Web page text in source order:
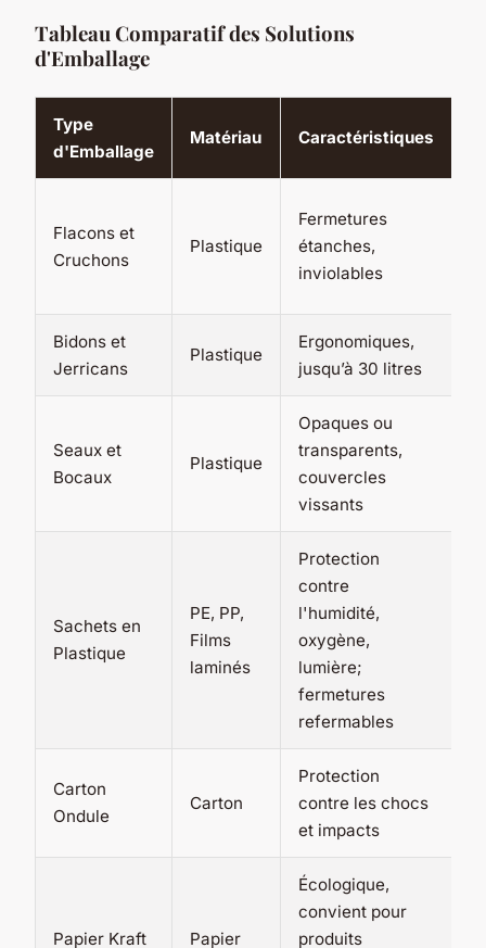
Tableau Comparatif des Solutions
d'Emballage
Type
d'Emballage
Matériau Caractéristiques
Flacons et
Cruchons
Plastique
Fermetures
étanches,
inviolables
Bidons et
Jerricans
Plastique
Ergonomiques,
jusqu’à 30 litres
Seaux et
Bocaux
Plastique
Opaques ou
transparents,
couvercles
vissants
Sachets en
Plastique
PE, PP,
Films
laminés
Protection
contre
l'humidité,
oxygène,
lumière;
fermetures
refermables
Carton
Ondule
Carton
Protection
contre les chocs
et impacts
Papier Kraft Papier
Écologique,
convient pour
produits